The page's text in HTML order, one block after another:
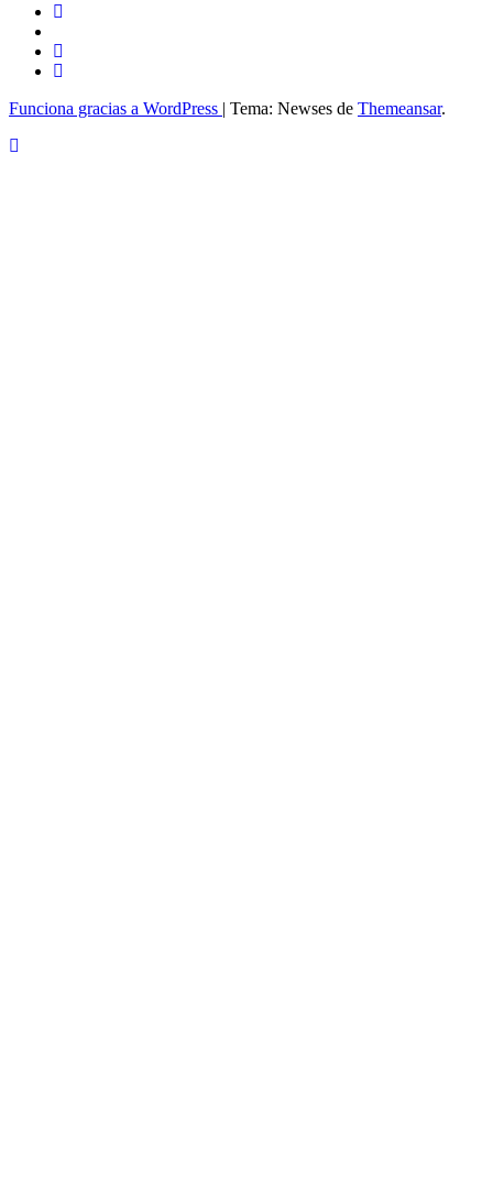
Funciona gracias a WordPress | Tema: Newses de Themeansar.